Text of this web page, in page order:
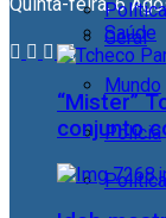
Geral
Mundo
Polícia
Política
Política
Saúde
“Mister”
conjunto